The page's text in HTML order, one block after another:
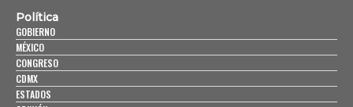
Política
GOBIERNO
MÉXICO
CONGRESO
CDMX
ESTADOS